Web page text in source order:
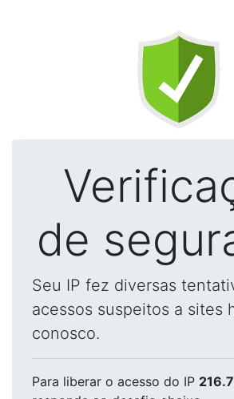
de
Seu IP fez diversas
acessos suspeitos a sites
conosco.
Para liberar o acesso do IP